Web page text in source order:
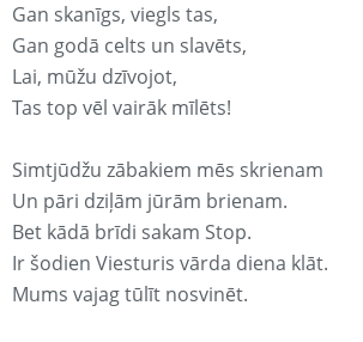
Gan skanīgs, viegls tas,
Gan godā celts un slavēts,
Lai, mūžu dzīvojot,
Tas top vēl vairāk mīlēts!
Simtjūdžu zābakiem mēs skrienam
Un pāri dziļām jūrām brienam.
Bet kādā brīdi sakam Stop.
Ir šodien Viesturis vārda diena klāt.
Mums vajag tūlīt nosvinēt.